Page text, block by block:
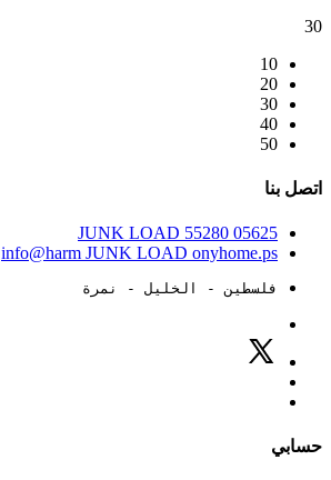
30
10
20
30
40
50
اتصل بنا
05625
JUNK LOAD 55280
info@harm JUNK LOAD onyhome.ps
فلسطين - الخليل - نمرة
حسابي